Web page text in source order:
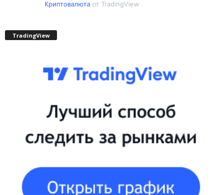
Криптовалютаот TradingView
TradingView